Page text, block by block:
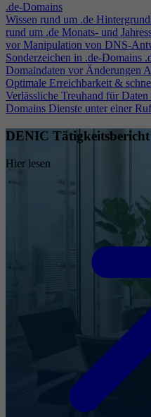
.de-Domains
Wissen rund um .de
rund um .de Monats- und
vor Manipulation von DNS-
Sonderzeichen in .de-Domains
Domaindaten vor Änderungen
Optimale Erreichbarkeit &
Verlässliche Treuhand für
Domains Dienste unter einer
DENIC Tätigkeitsbericht
Hier lesen